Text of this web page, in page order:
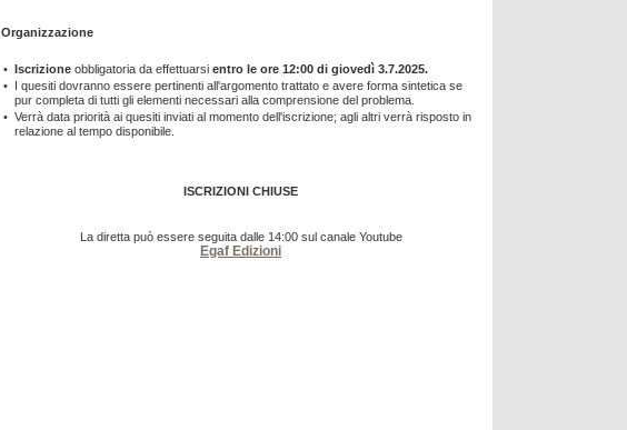
Organizzazione
• Iscrizione obbligatoria da effettuarsi entro le ore 12:00 di giovedì 3.7.2025.
• I quesiti dovranno essere pertinenti all'argomento trattato e avere forma sintetica se
pur completa di tutti gli elementi necessari alla comprensione del problema.
• Verrà data priorità ai quesiti inviati al momento dell'iscrizione; agli altri verrà risposto in
relazione al tempo disponibile.
ISCRIZIONI CHIUSE
La diretta può essere seguita dalle 14:00 sul canale Youtube
Egaf Edizioni